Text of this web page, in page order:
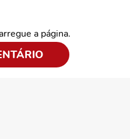
a página.